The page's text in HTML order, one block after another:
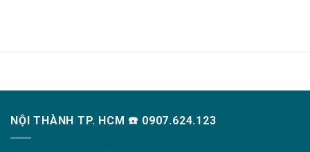
NỘI THÀNH TP. HCM ☎️ 0907.624.123